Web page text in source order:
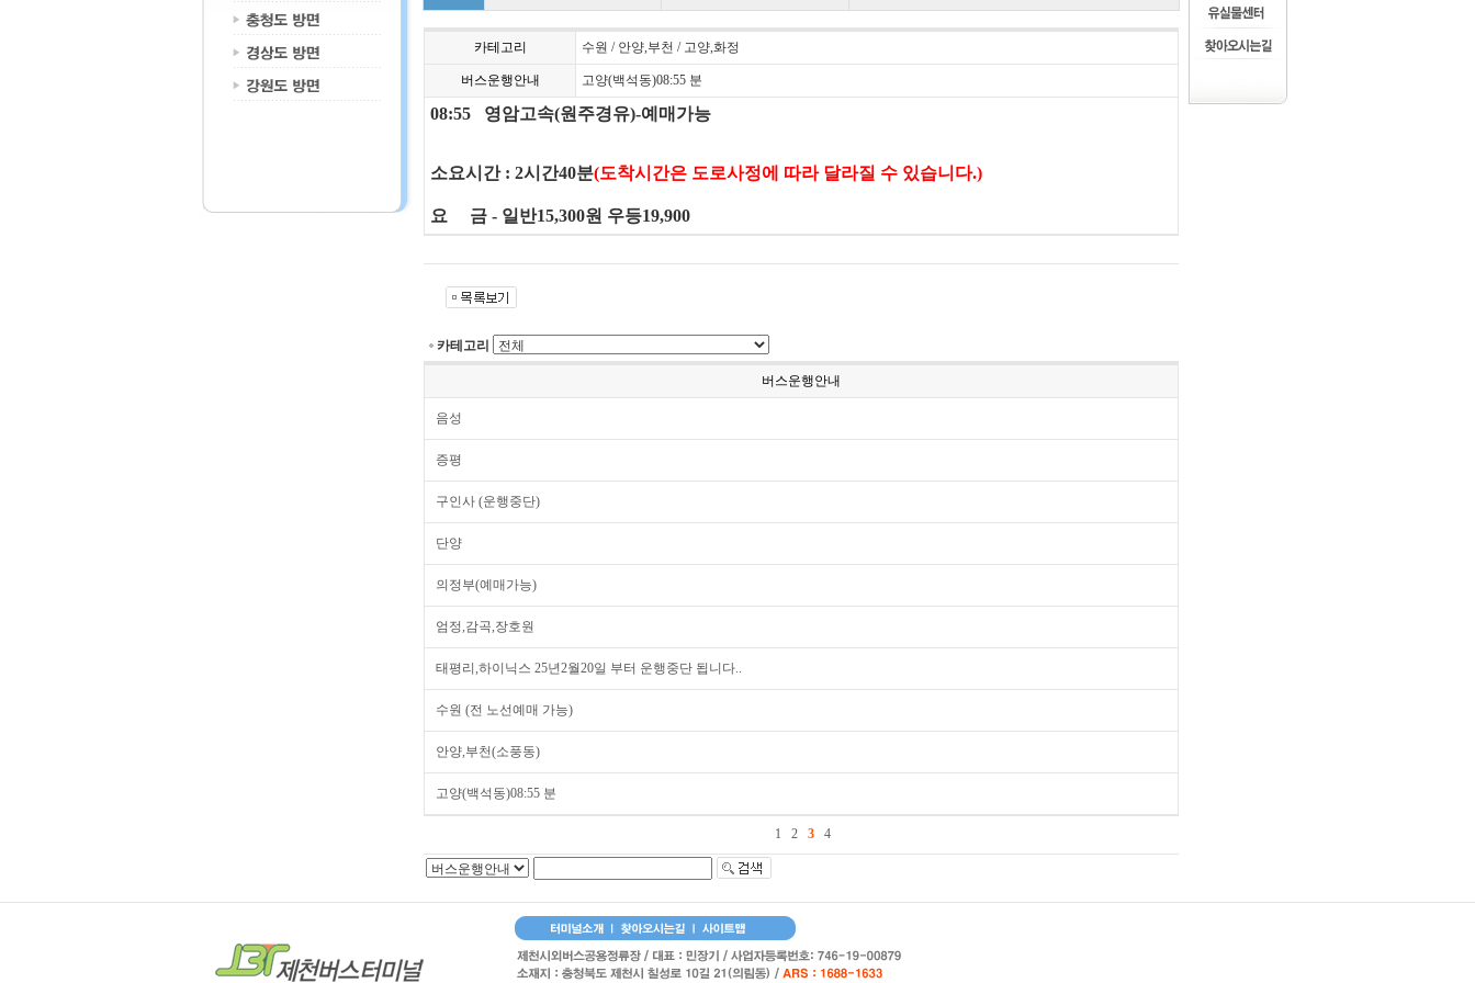
카테고리 수원 / 안양,부천 / 고양,화정
버스운행안내 고양(백석동)08:55 분
08:55 영암고속(원주경유)-예매가능
소요시간 : 2시간40분(도착시간은 도로사정에 따라 달라질 수 있습니다.)
요 금 - 일반15,300원 우등19,900
카테고리
버스운행안내
음성
증평
구인사 (운행중단)
단양
의정부(예매가능)
엄정,감곡,장호원
태평리,하이닉스 25년2월20일 부터 운행중단 됩니다..
수원 (전 노선예매 가능)
안양,부천(소풍동)
고양(백석동)08:55 분
1 2 3 4